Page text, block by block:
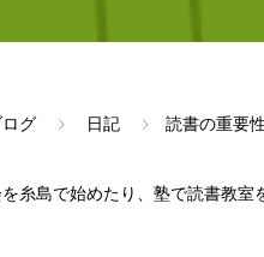
ログ 日記 読書の重要
糸島で始めたり、塾で読書教室